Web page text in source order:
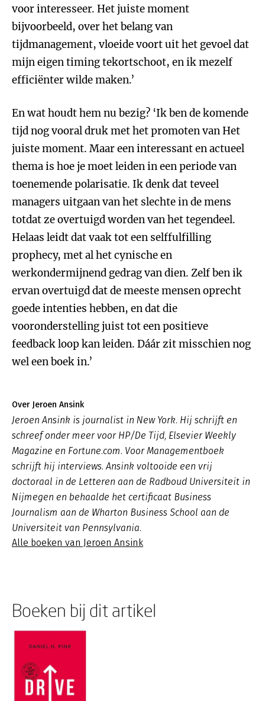
voor interesseer. Het juiste moment
bijvoorbeeld, over het belang van
tijdmanagement, vloeide voort uit het gevoel dat
mijn eigen timing tekortschoot, en ik mezelf
efficiënter wilde maken.’
En wat houdt hem nu bezig? ‘Ik ben de komende
tijd nog vooral druk met het promoten van Het
juiste moment. Maar een interessant en actueel
thema is hoe je moet leiden in een periode van
toenemende polarisatie. Ik denk dat teveel
managers uitgaan van het slechte in de mens
totdat ze overtuigd worden van het tegendeel.
Helaas leidt dat vaak tot een selffulfilling
prophecy, met al het cynische en
werkondermijnend gedrag van dien. Zelf ben ik
ervan overtuigd dat de meeste mensen oprecht
goede intenties hebben, en dat die
vooronderstelling juist tot een positieve
feedback loop kan leiden. Dáár zit misschien nog
wel een boek in.’
Over Jeroen Ansink
Jeroen Ansink is journalist in New York. Hij schrijft en
schreef onder meer voor HP/De Tijd, Elsevier Weekly
Magazine en Fortune.com. Voor Managementboek
schrijft hij interviews. Ansink voltooide een vrij
doctoraal in de Letteren aan de Radboud Universiteit in
Nijmegen en behaalde het certificaat Business
Journalism aan de Wharton Business School aan de
Universiteit van Pennsylvania.
Alle boeken van Jeroen Ansink
Boeken bij dit artikel